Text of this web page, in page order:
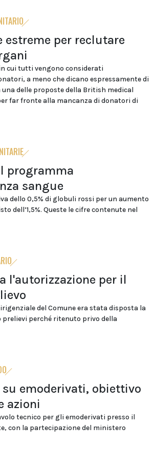
estreme per reclutare
cui tutti vengono considerati
a meno che dicano espressamente di
una delle proposte della British medical
far fronte alla mancanza di donatori di
programma
sangue
dello 0,5% di globuli rossi per un aumento
dell’1,5%. Queste le cifre contenute nel
l'autorizzazione per il
del Comune era stata disposta la
perché ritenuto privo della
emoderivati, obiettivo
azioni
tecnico per gli emoderivati presso il
con la partecipazione del ministero